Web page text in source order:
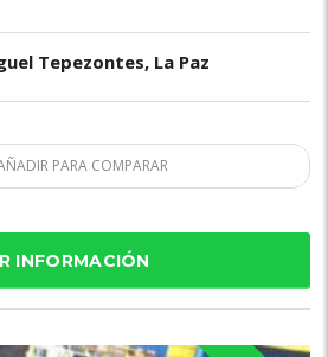
Tepezontes, La Paz
PARA COMPARAR
INFORMACIÓN